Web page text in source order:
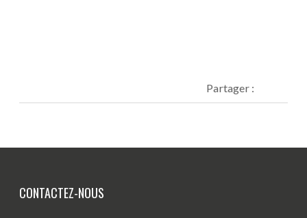
Partager :
CONTACTEZ-NOUS